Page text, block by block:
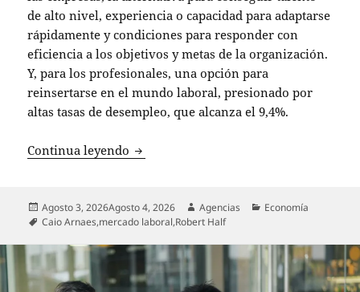
de alto nivel, experiencia o capacidad para adaptarse
rápidamente y condiciones para responder con
eficiencia a los objetivos y metas de la organización.
Y, para los profesionales, una opción para
reinsertarse en el mundo laboral, presionado por
altas tasas de desempleo, que alcanza el 9,4%.
Continua leyendo La contratación por proyectos como
Publicado
el
Agosto 3, 2026Agosto 4, 2026 Autor
Agencias Categorías
Economía
Etiquetas
Caio Arnaes,mercado laboral,Robert Half